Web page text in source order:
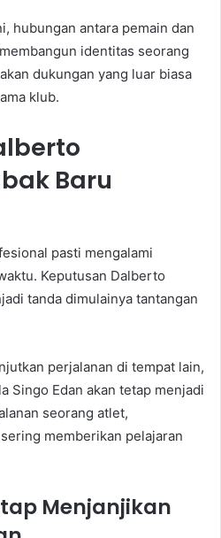
hubungan antara pemain dan
identitas seorang
dukungan yang luar biasa
klub.
Baru
pasti mengalami
Keputusan Dalberto
tanda dimulainya tantangan
perjalanan di tempat lain,
Singo Edan akan tetap menjadi
seorang atlet,
memberikan pelajaran
Menjanjikan